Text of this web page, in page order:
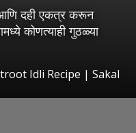
आणि दही एकत्र करून
कोणत्याही गुठळ्या
Idli Recipe | Sakal